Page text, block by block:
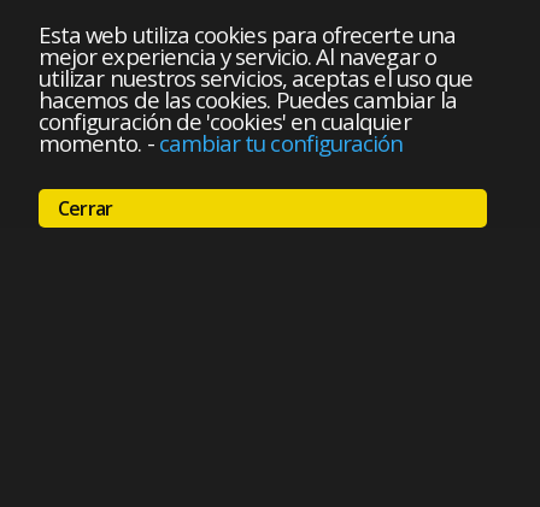
Esta web utiliza cookies para ofrecerte una
mejor experiencia y servicio. Al navegar o
utilizar nuestros servicios, aceptas el uso que
hacemos de las cookies. Puedes cambiar la
configuración de 'cookies' en cualquier
momento. - cambiar tu configuración
Cerrar